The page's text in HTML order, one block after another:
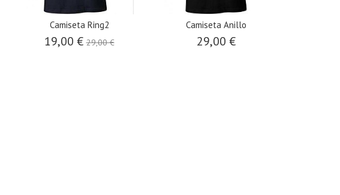
Camiseta Ring2
19,00 €29,00 €
Camiseta Anillo
29,00 €